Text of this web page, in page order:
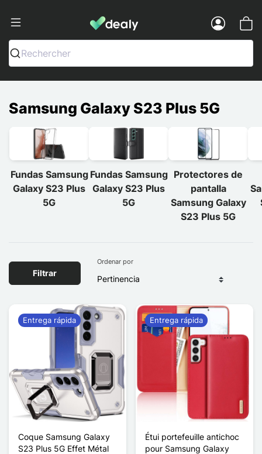
Dealy - Fundas y accesorios para
Rechercher
Samsung Galaxy S23 Plus 5G
Fundas Samsung
Galaxy S23 Plus
5G
Fundas Samsung
Galaxy S23 Plus
5G
Protectores de
pantalla
Samsung Galaxy
S23 Plus 5G
Filtrar
Ordenar por
Coque Samsung Galaxy
S23 Plus 5G Effet Métal
Entrega rápida
Étui portefeuille antichoc
pour Samsung Galaxy
Entrega rápida